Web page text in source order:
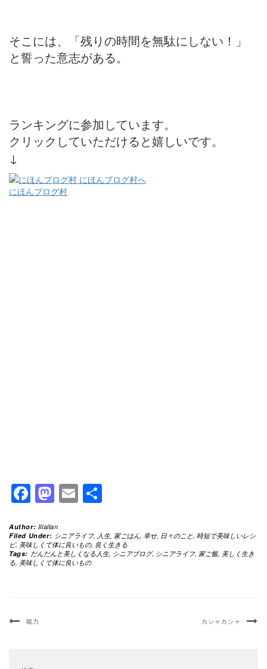
そこには、「残りの時間を無駄にしない！」
と誓った意志がある。
ランキングに参加しています。
クリックしていただけると嬉しいです。
↓
にほんブログ村
Facebook
Mastodon
Email
Author: Illallan
Filed Under: シニアライフ, 人生, 家ごはん, 幸せ, 日々のこと, 時短で美味しいレシ
ピ, 美味しくて体に良いもの, 良く生きる
Tags: だんだんと美しくなる人生, シニアブログ, シニアライフ, 家ご飯, 美しく生き
る, 美味しくて体に良いもの
能力 カシャカシャ